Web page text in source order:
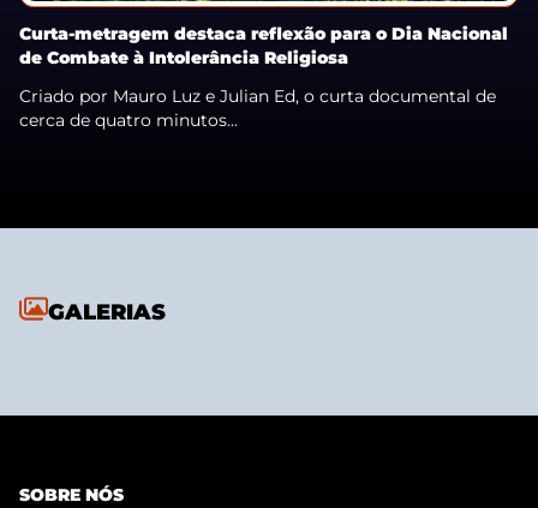
Curta-metragem destaca reflexão para o Dia Nacional
de Combate à Intolerância Religiosa
Criado por Mauro Luz e Julian Ed, o curta documental de
cerca de quatro minutos...
GALERIAS
SOBRE NÓS